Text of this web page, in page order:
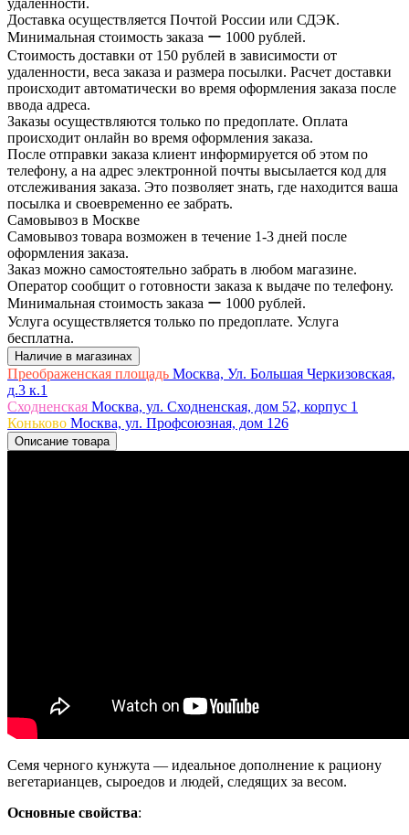
удаленности.
Доставка осуществляется Почтой России или СДЭК.
Минимальная стоимость заказа ー 1000 рублей.
Стоимость доставки от 150 рублей в зависимости от
удаленности, веса заказа и размера посылки. Расчет доставки
происходит автоматически во время оформления заказа после
ввода адреса.
Заказы осуществляются только по предоплате. Оплата
происходит онлайн во время оформления заказа.
После отправки заказа клиент информируется об этом по
телефону, а на адрес электронной почты высылается код для
отслеживания заказа. Это позволяет знать, где находится ваша
посылка и своевременно ее забрать.
Самовывоз в Москве
Самовывоз товара возможен в течение 1-3 дней после
оформления заказа.
Заказ можно самостоятельно забрать в любом магазине.
Оператор сообщит о готовности заказа к выдаче по телефону.
Минимальная стоимость заказа ー 1000 рублей.
Услуга осуществляется только по предоплате. Услуга
бесплатна.
Наличие в магазинах
Преображенская площадь Москва, Ул. Большая Черкизовская,
д.3 к.1
Сходненская Москва, ул. Сходненская, дом 52, корпус 1
Коньково Москва, ул. Профсоюзная, дом 126
Описание товара
Семя черного кунжута — идеальное дополнение к рациону
вегетарианцев, сыроедов и людей, следящих за весом.
Основные свойства: